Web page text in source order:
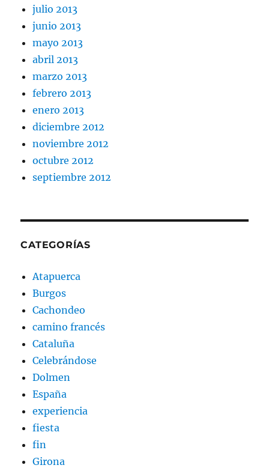
julio 2013
junio 2013
mayo 2013
abril 2013
marzo 2013
febrero 2013
enero 2013
diciembre 2012
noviembre 2012
octubre 2012
septiembre 2012
CATEGORÍAS
Atapuerca
Burgos
Cachondeo
camino francés
Cataluña
Celebrándose
Dolmen
España
experiencia
fiesta
fin
Girona